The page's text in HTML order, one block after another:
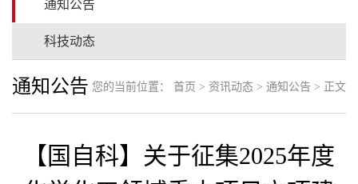
通知公告
科技动态
通知公告 您的当前位置： 首页 > 资讯动态 > 通知公告 > 正文
【国自科】关于征集2025年度